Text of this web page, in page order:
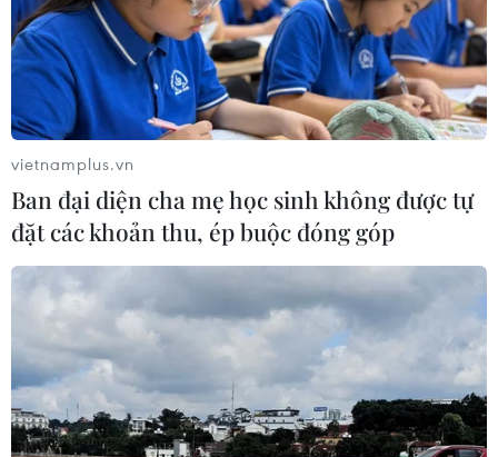
vietnamplus.vn
Ban đại diện cha mẹ học sinh không được tự
đặt các khoản thu, ép buộc đóng góp